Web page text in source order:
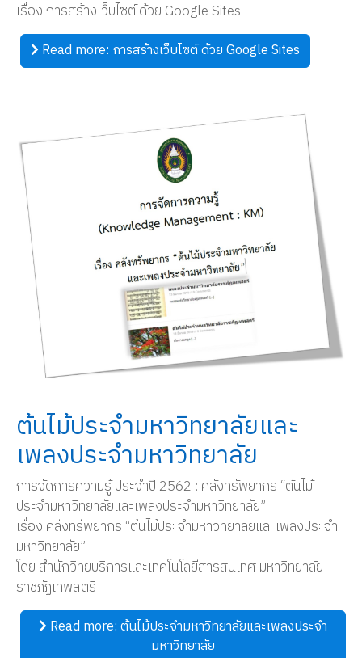
เรื่อง การสร้างเว็บไซต์ ด้วย Google Sites
Read more: การสร้างเว็บไซต์ ด้วย Google Sites
ต้นไม้ประจำมหาวิทยาลัยและ
เพลงประจำมหาวิทยาลัย
การจัดการความรู้ ประจำปี 2562 : คลังทรัพยากร “ต้นไม้
ประจำมหาวิทยาลัยและเพลงประจำมหาวิทยาลัย”
เรื่อง คลังทรัพยากร “ต้นไม้ประจำมหาวิทยาลัยและเพลงประจำ
มหาวิทยาลัย”
โดย สำนักวิทยบริการและเทคโนโลยีสารสนเทศ มหาวิทยาลัย
ราชภัฏเทพสตรี
Read more: ต้นไม้ประจำมหาวิทยาลัยและเพลงประจำ
มหาวิทยาลัย